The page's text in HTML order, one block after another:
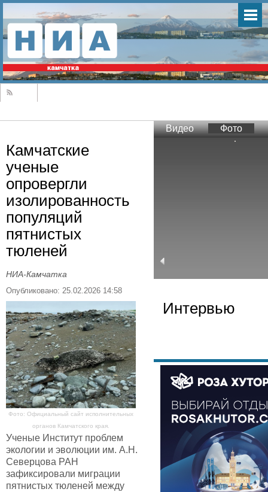
Камчатские
ученые
опровергли
изолированность
популяций
пятнистых
тюленей
НИА-Камчатка
Опубликовано: 25.02.2026 14:58
Фото: Официальный сайт исполнительных
органов Камчатского края.
Ученые Институт проблем
экологии и эволюции им. А.Н.
Северцова РАН
зафиксировали миграции
пятнистых тюленей между
Видео Фото
Интервью